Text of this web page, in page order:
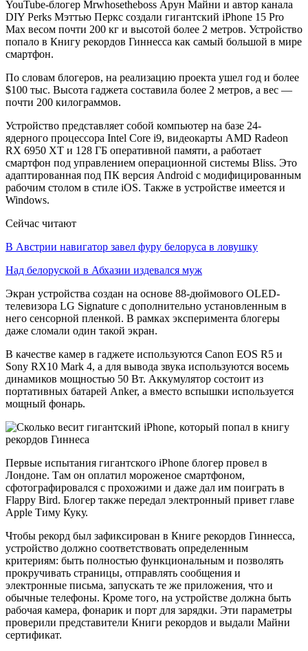
YouTube-блогер Mrwhosetheboss Арун Майни и автор канала
DIY Perks Мэттью Перкс создали гигантский iPhone 15 Pro
Max весом почти 200 кг и высотой более 2 метров. Устройство
попало в Книгу рекордов Гиннесса как самый большой в мире
смартфон.
По словам блогеров, на реализацию проекта ушел год и более
$100 тыс. Высота гаджета составила более 2 метров, а вес —
почти 200 килограммов.
Устройство представляет собой компьютер на базе 24-
ядерного процессора Intel Core i9, видеокарты AMD Radeon
RX 6950 XT и 128 ГБ оперативной памяти, а работает
смартфон под управлением операционной системы Bliss. Это
адаптированная под ПК версия Android с модифицированным
рабочим столом в стиле iOS. Также в устройстве имеется и
Windows.
Сейчас читают
В Австрии навигатор завел фуру белоруса в ловушку
Над белоруской в Абхазии издевался муж
Экран устройства создан на основе 88-дюймового OLED-
телевизора LG Signature с дополнительно установленным в
него сенсорной пленкой. В рамках эксперимента блогеры
даже сломали один такой экран.
В качестве камер в гаджете используются Canon EOS R5 и
Sony RX10 Mark 4, а для вывода звука используются восемь
динамиков мощностью 50 Вт. Аккумулятор состоит из
портативных батарей Anker, а вместо вспышки используется
мощный фонарь.
Первые испытания гигантского iPhone блогер провел в
Лондоне. Там он оплатил мороженое смартфоном,
сфотографировался с прохожими и даже дал им поиграть в
Flappy Bird. Блогер также передал электронный привет главе
Apple Тиму Куку.
Чтобы рекорд был зафиксирован в Книге рекордов Гиннесса,
устройство должно соответствовать определенным
критериям: быть полностью функциональным и позволять
прокручивать страницы, отправлять сообщения и
электронные письма, запускать те же приложения, что и
обычные телефоны. Кроме того, на устройстве должна быть
рабочая камера, фонарик и порт для зарядки. Эти параметры
проверили представители Книги рекордов и выдали Майни
сертификат.